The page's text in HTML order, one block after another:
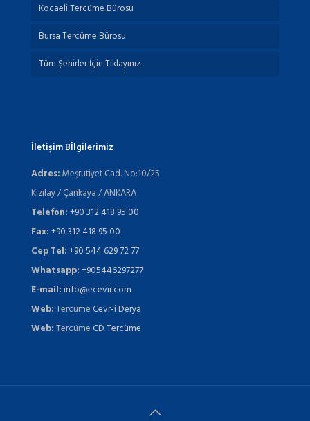
Kocaeli Tercüme Bürosu
Bursa Tercüme Bürosu
Tüm Şehirler İçin Tıklayınız
İletişim Bİlgilerimiz
Adres:Meşrutiyet Cad. No:10/25
Kızılay / Çankaya / ANKARA
Telefon:+90 312 418 95 00
Fax:+90 312 418 95 00
Cep Tel:+90 544 629 72 77
Whatsapp:+905446297277
E-mail:info@ecevir.com
Web:Tercüme Cevr-i Derya
Web:Tercüme CD Tercüme